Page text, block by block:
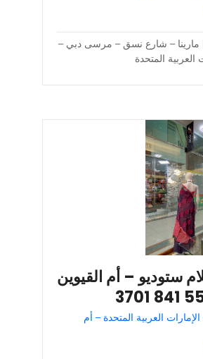
مارينا – شارع نسق – مرسى دبي –
العربية المتحدة
ستوديو – أم القيوين
العربية المتحدة – أم